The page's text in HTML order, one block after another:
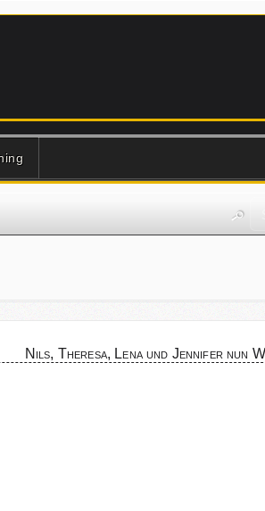
Nils, Theresa, Lena und Jennifer nun